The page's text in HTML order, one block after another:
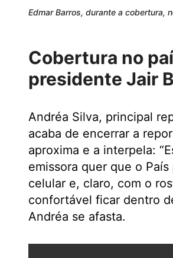
Edmar Barros, durante a cobertura,
Cobertura no
presidente Jair
Andréa Silva, principal
acaba de encerrar a
aproxima e a interpela:
emissora quer que o
celular e, claro, com o
confortável ficar dentro
Andréa se afasta.